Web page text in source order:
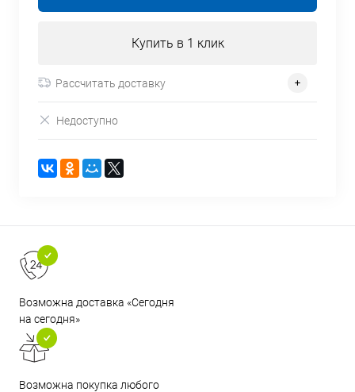
Купить в 1 клик
Рассчитать доставку
Недоступно
Возможна доставка «Сегодня
на сегодня»
Возможна покупка любого